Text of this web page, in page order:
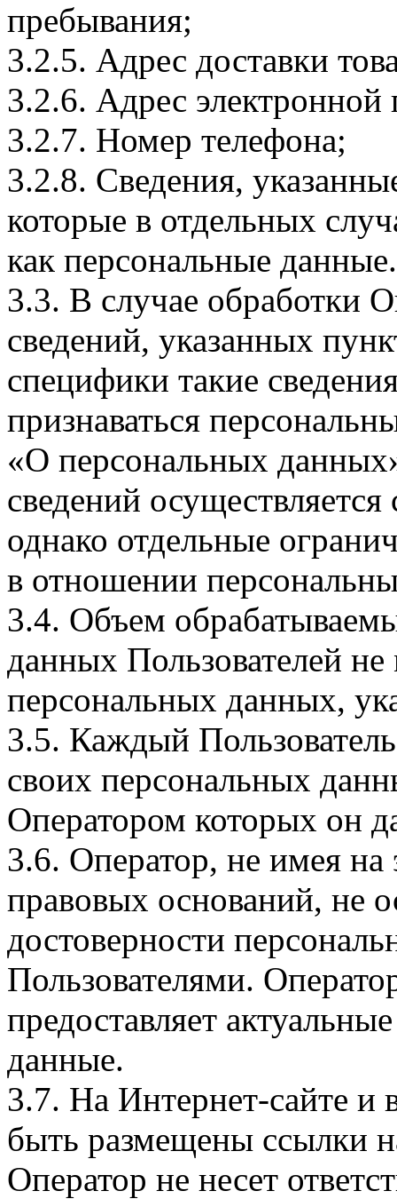
пребывания;
3.2.5. Адрес доставки
3.2.6. Адрес электронной
3.2.7. Номер телефона;
3.2.8. Сведения,
которые в отдельных
как персональные данные.
3.3. В случае обработки
сведений, указанных
специфики такие
признаваться
«О персональных
сведений
однако отдельные
в отношении
3.4. Объем
данных Пользователей
персональных данных,
3.5. Каждый
своих персональных
Оператором которых он
3.6. Оператор, не имея
правовых оснований, не
достоверности
Пользователями.
предоставляет
данные.
3.7. На Интернет-сайте
быть размещены ссылки
Оператор не несет